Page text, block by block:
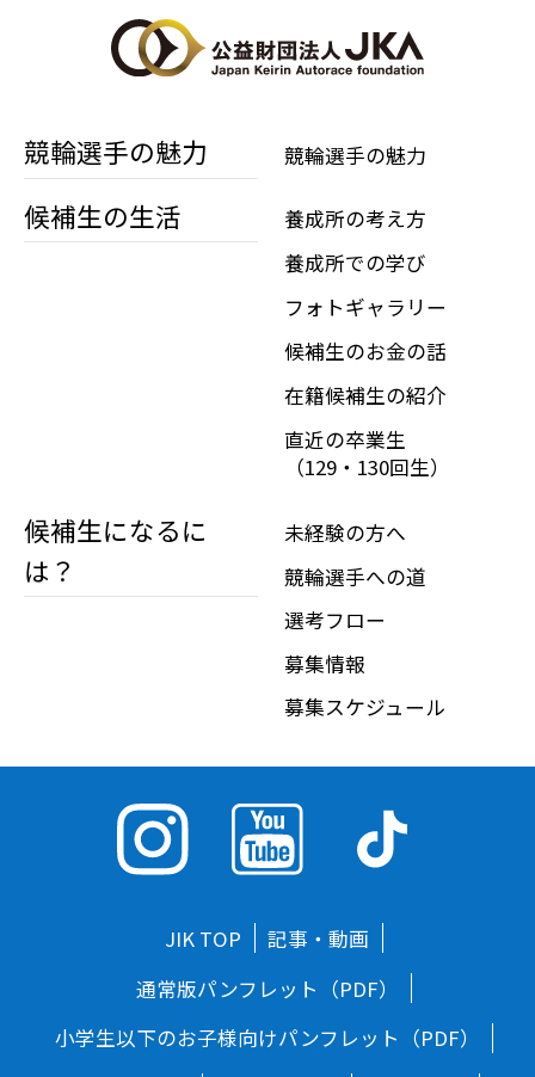
競輪選手の魅力 競輪選手の魅力
候補生の生活
養成所の考え方
養成所での学び
フォトギャラリー
候補生のお金の話
在籍候補生の紹介
直近の卒業生
（129・130回生）
候補生になるに
は？
未経験の方へ
競輪選手への道
選考フロー
募集情報
募集スケジュール
JIK TOP
記事・動画
通常版パンフレット（PDF）
小学生以下のお子様向けパンフレット（PDF）